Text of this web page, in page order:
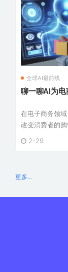
全球AI最前线
聊一聊AI为
在电子商务领
改变消费者的
2-29
更多...